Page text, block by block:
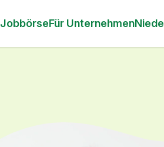
JobbörseFür Unternehmen